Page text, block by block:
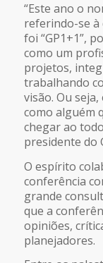
“Este ano o
referindo-se à
foi “GP1+1”,
como um
projetos,
trabalhando
visão. Ou
como alguém
chegar ao
presidente do
O espírito
conferência
grande
que a
opiniões,
planejadores.